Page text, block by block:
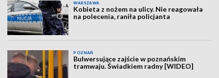
WARSZAWA
Kobieta z nożem na ulicy. Nie reagowała
na polecenia, raniła policjanta
POZNAŃ
Bulwersujące zajście w poznańskim
tramwaju. Świadkiem radny [WIDEO]